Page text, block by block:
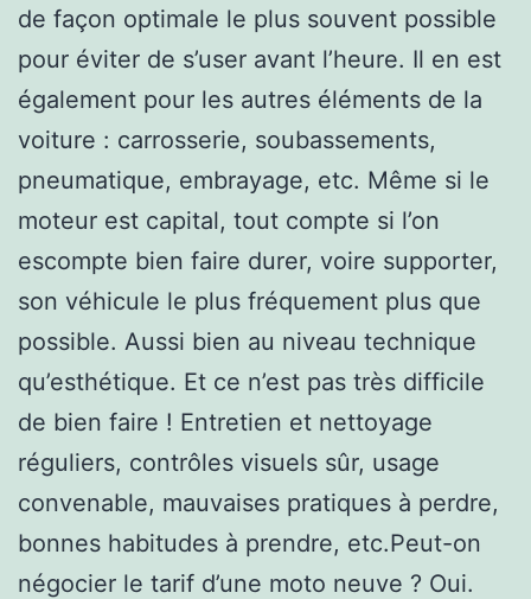
de façon optimale le plus souvent possible
pour éviter de s’user avant l’heure. Il en est
également pour les autres éléments de la
voiture : carrosserie, soubassements,
pneumatique, embrayage, etc. Même si le
moteur est capital, tout compte si l’on
escompte bien faire durer, voire supporter,
son véhicule le plus fréquement plus que
possible. Aussi bien au niveau technique
qu’esthétique. Et ce n’est pas très difficile
de bien faire ! Entretien et nettoyage
réguliers, contrôles visuels sûr, usage
convenable, mauvaises pratiques à perdre,
bonnes habitudes à prendre, etc.Peut-on
négocier le tarif d’une moto neuve ? Oui.